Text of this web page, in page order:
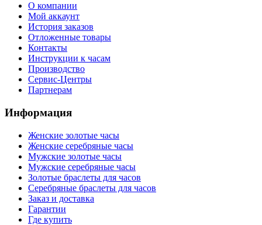
О компании
Мой аккаунт
История заказов
Отложенные товары
Контакты
Инструкции к часам
Производство
Сервис-Центры
Партнерам
Информация
Женские золотые часы
Женские серебряные часы
Мужские золотые часы
Мужские серебряные часы
Золотые браслеты для часов
Серебряные браслеты для часов
Заказ и доставка
Гарантии
Где купить